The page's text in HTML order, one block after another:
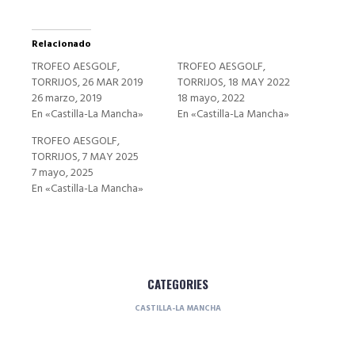
Relacionado
TROFEO AESGOLF,
TORRIJOS, 26 MAR 2019
26 marzo, 2019
En «Castilla-La Mancha»
TROFEO AESGOLF,
TORRIJOS, 18 MAY 2022
18 mayo, 2022
En «Castilla-La Mancha»
TROFEO AESGOLF,
TORRIJOS, 7 MAY 2025
7 mayo, 2025
En «Castilla-La Mancha»
CATEGORIES
CASTILLA-LA MANCHA